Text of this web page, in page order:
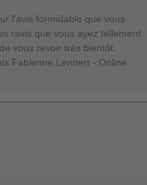
l'avis formidable que vous
ravis que vous ayez tellement
vous revoir très bientôt.
Fabienne Lennert - Online